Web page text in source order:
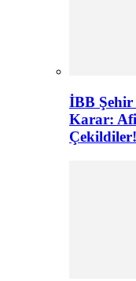
İBB Şehir
Karar:
Çekildiler!